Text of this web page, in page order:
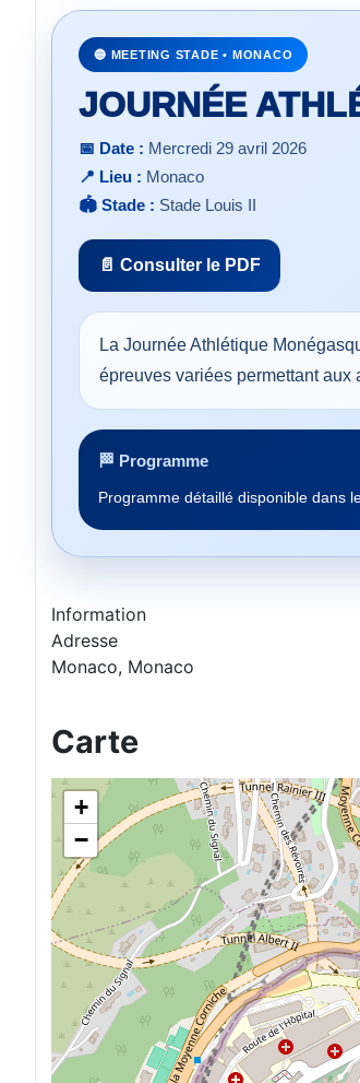
🔵 MEETING STADE • MONACO
JOURNÉE
📅 Date : Mercredi 29 avril 2026
📍 Lieu : Monaco
🏟️ Stade : Stade Louis II
📄 Consulter le PDF
La Journée Athlétique
épreuves variées permettant
🏁 Programme
Programme détaillé disponible dans
Information
Adresse
Monaco, Monaco
Carte
+
−